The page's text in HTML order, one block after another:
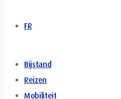
FR
Bijstand
Reizen
Mobiliteit